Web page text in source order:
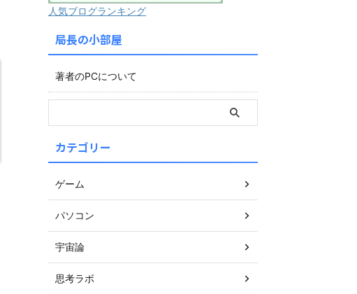
人気ブログランキング
局長の小部屋
著者のPCについて
カテゴリー
ゲーム
パソコン
宇宙論
思考ラボ